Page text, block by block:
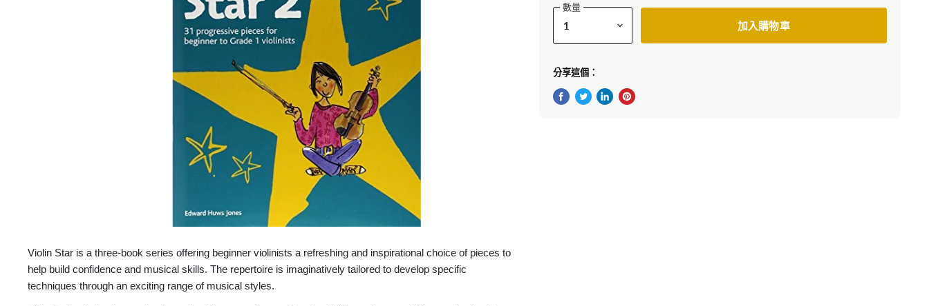
數量
加入購物車
分享這個：
Violin Star is a three-book series offering beginner violinists a refreshing and inspirational choice of pieces to
help build confidence and musical skills. The repertoire is imaginatively tailored to develop specific
techniques through an exciting range of musical styles.